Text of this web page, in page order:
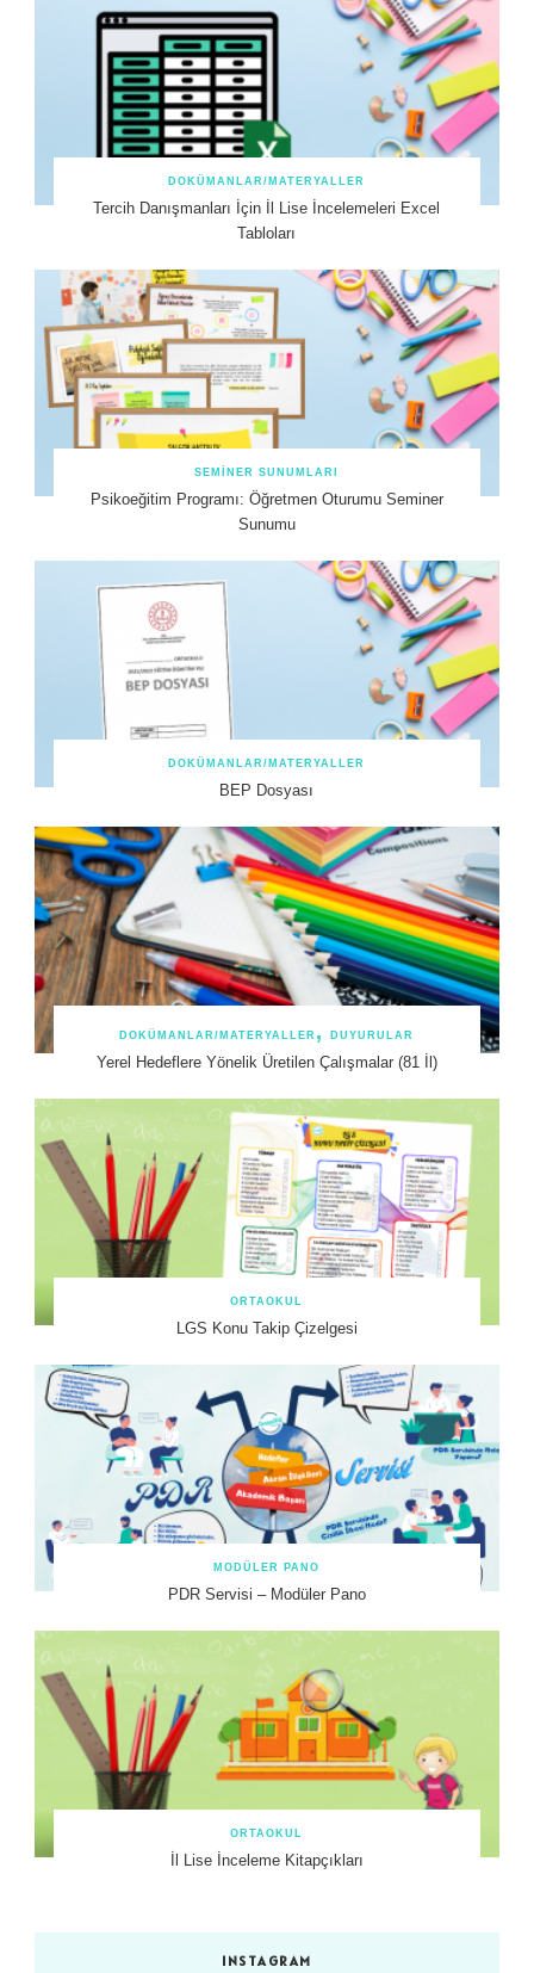
DOKÜMANLAR/MATERYALLER
Tercih Danışmanları İçin İl Lise İncelemeleri Excel
Tabloları
SEMINER SUNUMLARI
Psikoeğitim Programı: Öğretmen Oturumu Seminer
Sunumu
DOKÜMANLAR/MATERYALLER
BEP Dosyası
DOKÜMANLAR/MATERYALLER DUYURULAR
Yerel Hedeflere Yönelik Üretilen Çalışmalar (81 İl)
ORTAOKUL
LGS Konu Takip Çizelgesi
MODÜLER PANO
PDR Servisi – Modüler Pano
ORTAOKUL
İl Lise İnceleme Kitapçıkları
INSTAGRAM